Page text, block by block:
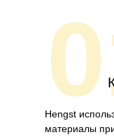
Hengst
материалы